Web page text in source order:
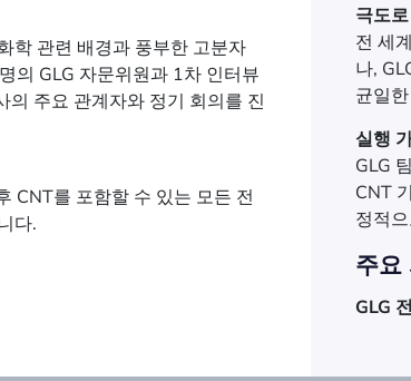
학 관련 배경과 풍부한 고분자
의 GLG 자문위원과 1차 인터뷰
주요 관계자와 정기 회의를 진
CNT를 포함할 수 있는 모든 전
다.
극도
전 세
나,
균일
실행
GLG
CNT
정적
주요
GLG